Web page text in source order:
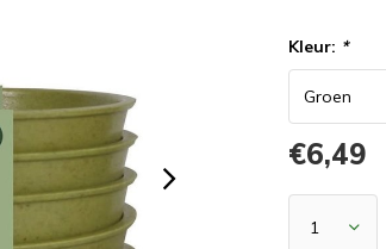
Kleur: *
€6,49